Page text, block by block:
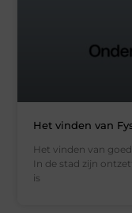
Het vinden van
Het vinden van
In de stad zijn
is